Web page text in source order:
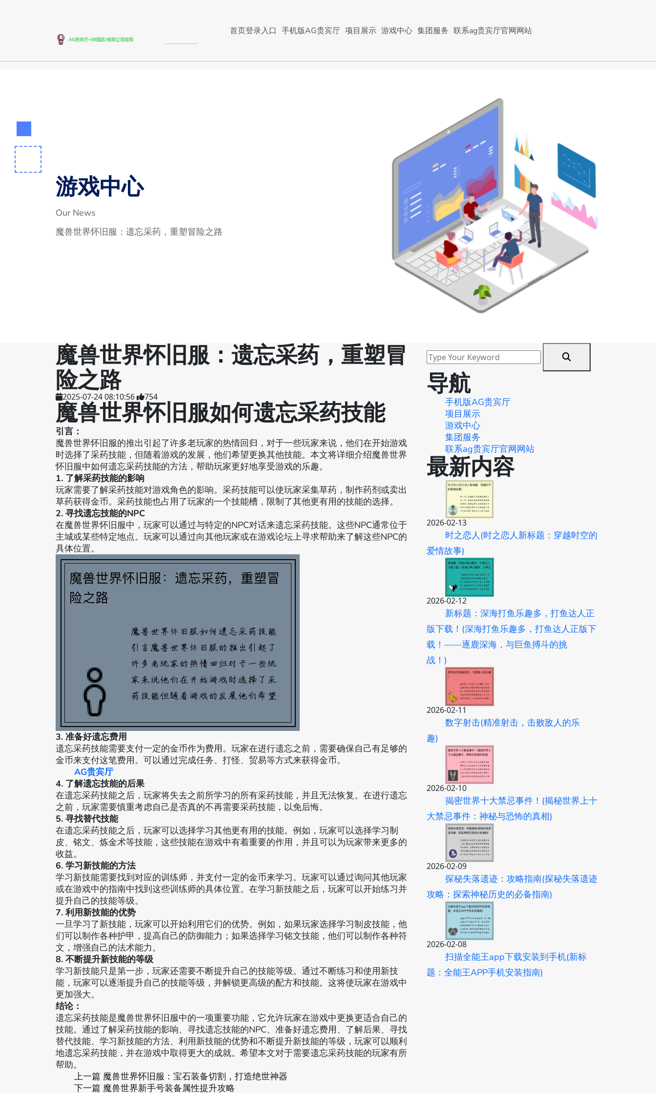
首页登录入口 手机版AG贵宾厅 项目展示 游戏中心 集团服务 联系ag贵宾厅官网网站
游戏中心
Our News
魔兽世界怀旧服：遗忘采药，重塑冒险之路
魔兽世界怀旧服：遗忘采药，重塑冒
险之路
2025-07-24 08:10:56 754
魔兽世界怀旧服如何遗忘采药技能
引言：
魔兽世界怀旧服的推出引起了许多老玩家的热情回归，对于一些玩家来说，他们在开始游戏
时选择了采药技能，但随着游戏的发展，他们希望更换其他技能。本文将详细介绍魔兽世界
怀旧服中如何遗忘采药技能的方法，帮助玩家更好地享受游戏的乐趣。
1. 了解采药技能的影响
玩家需要了解采药技能对游戏角色的影响。采药技能可以使玩家采集草药，制作药剂或卖出
草药获得金币。采药技能也占用了玩家的一个技能槽，限制了其他更有用的技能的选择。
2. 寻找遗忘技能的NPC
在魔兽世界怀旧服中，玩家可以通过与特定的NPC对话来遗忘采药技能。这些NPC通常位于
主城或某些特定地点。玩家可以通过向其他玩家或在游戏论坛上寻求帮助来了解这些NPC的
具体位置。
3. 准备好遗忘费用
遗忘采药技能需要支付一定的金币作为费用。玩家在进行遗忘之前，需要确保自己有足够的
金币来支付这笔费用。可以通过完成任务、打怪、贸易等方式来获得金币。
AG贵宾厅
4. 了解遗忘技能的后果
在遗忘采药技能之后，玩家将失去之前所学习的所有采药技能，并且无法恢复。在进行遗忘
之前，玩家需要慎重考虑自己是否真的不再需要采药技能，以免后悔。
5. 寻找替代技能
在遗忘采药技能之后，玩家可以选择学习其他更有用的技能。例如，玩家可以选择学习制
皮、铭文、炼金术等技能，这些技能在游戏中有着重要的作用，并且可以为玩家带来更多的
收益。
6. 学习新技能的方法
学习新技能需要找到对应的训练师，并支付一定的金币来学习。玩家可以通过询问其他玩家
或在游戏中的指南中找到这些训练师的具体位置。在学习新技能之后，玩家可以开始练习并
提升自己的技能等级。
7. 利用新技能的优势
一旦学习了新技能，玩家可以开始利用它们的优势。例如，如果玩家选择学习制皮技能，他
们可以制作各种护甲，提高自己的防御能力；如果选择学习铭文技能，他们可以制作各种符
文，增强自己的法术能力。
8. 不断提升新技能的等级
学习新技能只是第一步，玩家还需要不断提升自己的技能等级。通过不断练习和使用新技
能，玩家可以逐渐提升自己的技能等级，并解锁更高级的配方和技能。这将使玩家在游戏中
更加强大。
结论：
遗忘采药技能是魔兽世界怀旧服中的一项重要功能，它允许玩家在游戏中更换更适合自己的
技能。通过了解采药技能的影响、寻找遗忘技能的NPC、准备好遗忘费用、了解后果、寻找
替代技能、学习新技能的方法、利用新技能的优势和不断提升新技能的等级，玩家可以顺利
地遗忘采药技能，并在游戏中取得更大的成就。希望本文对于需要遗忘采药技能的玩家有所
帮助。
上一篇 魔兽世界怀旧服：宝石装备切割，打造绝世神器
下一篇 魔兽世界新手号装备属性提升攻略
导航
手机版AG贵宾厅
项目展示
游戏中心
集团服务
联系ag贵宾厅官网网站
最新内容
2026-02-13
时之恋人(时之恋人新标题：穿越时空的
爱情故事)
2026-02-12
新标题：深海打鱼乐趣多，打鱼达人正
版下载！(深海打鱼乐趣多，打鱼达人正版下
载！——逐鹿深海，与巨鱼搏斗的挑
战！)
2026-02-11
数字射击(精准射击，击败敌人的乐
趣)
2026-02-10
揭密世界十大禁忌事件！(揭秘世界上十
大禁忌事件：神秘与恐怖的真相)
2026-02-09
探秘失落遗迹：攻略指南(探秘失落遗迹
攻略：探索神秘历史的必备指南)
2026-02-08
扫描全能王app下载安装到手机(新标
题：全能王APP手机安装指南)